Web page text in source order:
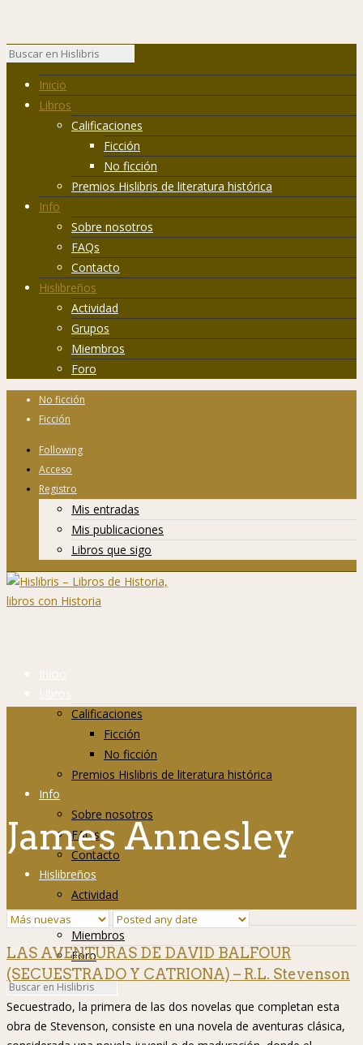
Inicio
Libros
Calificaciones
Ficción
No ficción
Premios Hislibris de literatura histórica
Info
Sobre nosotros
FAQs
Contacto
Hislibreños
Actividad
Grupos
Miembros
Foro
No ficción
Ficción
Following
Acceso
Registro
Mis entradas
Mis publicaciones
Libros que sigo
Inicio
Libros
Calificaciones
Ficción
No ficción
Premios Hislibris de literatura histórica
Info
Sobre nosotros
FAQs
Contacto
Hislibreños
Actividad
Grupos
Miembros
Foro
James Annesley
LAS AVENTURAS DE DAVID BALFOUR
(SECUESTRADO Y CATRIONA) – R.L. Stevenson
Secuestrado, la primera de las dos novelas que completan esta
obra de Stevenson, consiste en una novela de aventuras clásica,